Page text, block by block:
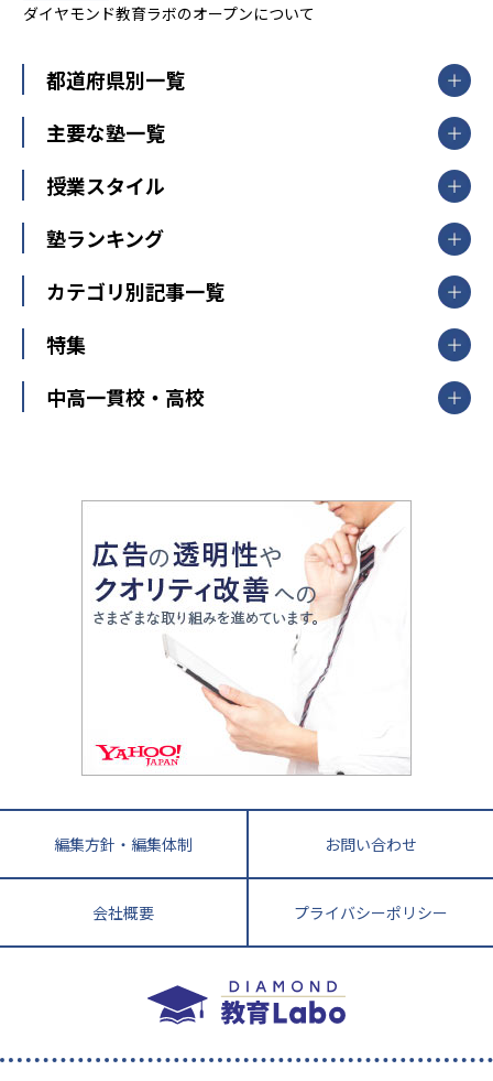
ダイヤモンド教育ラボのオープンについて
都道府県別一覧
北海道・東北
山形県
福島県
関東
東京都
神奈川県
茨城県
栃木県
群馬県
新潟県
中部
愛知県
静岡県
長野県
大阪府
兵庫県 京都府 奈良県
和歌山県
鳥取県
島根県 岡山県 広島県
香川県
高知県
長崎県 熊本県
鹿児島県 沖縄県
主要な塾一覧
【掲載塾一覧を見る】
東京個別指導学院
明光義塾
個別教室のトライ
武田塾
授業スタイル
個別指導
オンライン指導
塾ランキング
中学受験ランキング
カテゴリ別記事一覧
中学受験
大学受験
教育全般
大学受験塾の選び方
中学受験に熱心な市区町村ランキング
小学校受験
家庭教師
特集
開成番長直伝！子どもの受験を成功させる方法
運動と遊びを考える
情報Ⅰ、数学が苦手な人注目！最短距離の学力
アップ法
悩み多き「大学受験」相談室
英語・英会話・英検対策
小学校教師が解説！中学受験のリアル
教育ジャーナリストが徹底解説！ 大学受験の羅
中高一貫校・高校
大学入試改革
ママテクエグザム
進化する中高一貫校・高校
編集方針・編集体制 お問い合わせ
会社概要 プライバシーポリシー